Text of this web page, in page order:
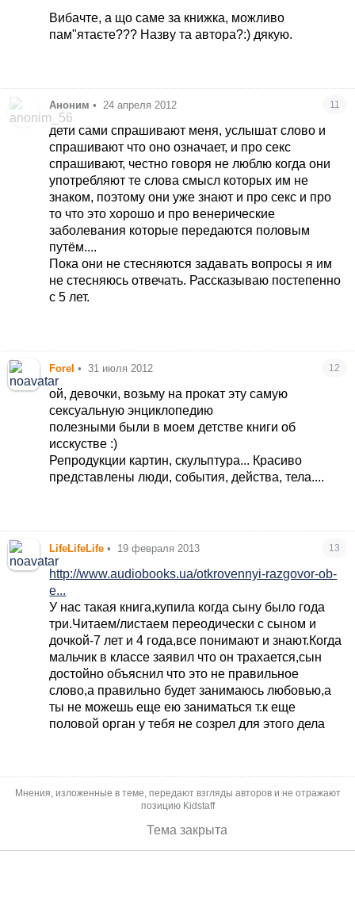
взаимодействие яйциклетки и сперматозоида, а
потом уже и процес. Там все очень грамотно
написано - любовь, взаимоуважение и
Вибачте, а що саме за книжка, можливо
пам"ятаєте??? Назву та автора?:) дякую.
Аноним • 24 апреля 2012 11
дети сами спрашивают меня, услышат слово и
спрашивают что оно означает, и про секс
спрашивают, честно говоря не люблю когда они
употребляют те слова смысл которых им не
знаком, поэтому они уже знают и про секс и про
то что это хорошо и про венерические
заболевания которые передаются половым
путём....
Пока они не стесняются задавать вопросы я им
не стесняюсь отвечать. Рассказываю постепенно
с 5 лет.
Forel • 31 июля 2012 12
ой, девочки, возьму на прокат эту самую
сексуальную энциклопедию
полезными были в моем детстве книги об
исскустве :)
Репродукции картин, скульптура... Красиво
представлены люди, события, действа, тела....
LifeLifeLife • 19 февраля 2013 13
http://www.audiobooks.ua/otkrovennyi-razgovor-ob-
e...
У нас такая книга,купила когда сыну было года
три.Читаем/листаем переодически с сыном и
дочкой-7 лет и 4 года,все понимают и знают.Когда
мальчик в классе заявил что он трахается,сын
достойно объяснил что это не правильное
слово,а правильно будет занимаюсь любовью,а
ты не можешь еще ею заниматься т.к еще
половой орган у тебя не созрел для этого дела
Мнения, изложенные в теме, передают взгляды авторов и не отражают
позицию Kidstaff
Тема закрыта